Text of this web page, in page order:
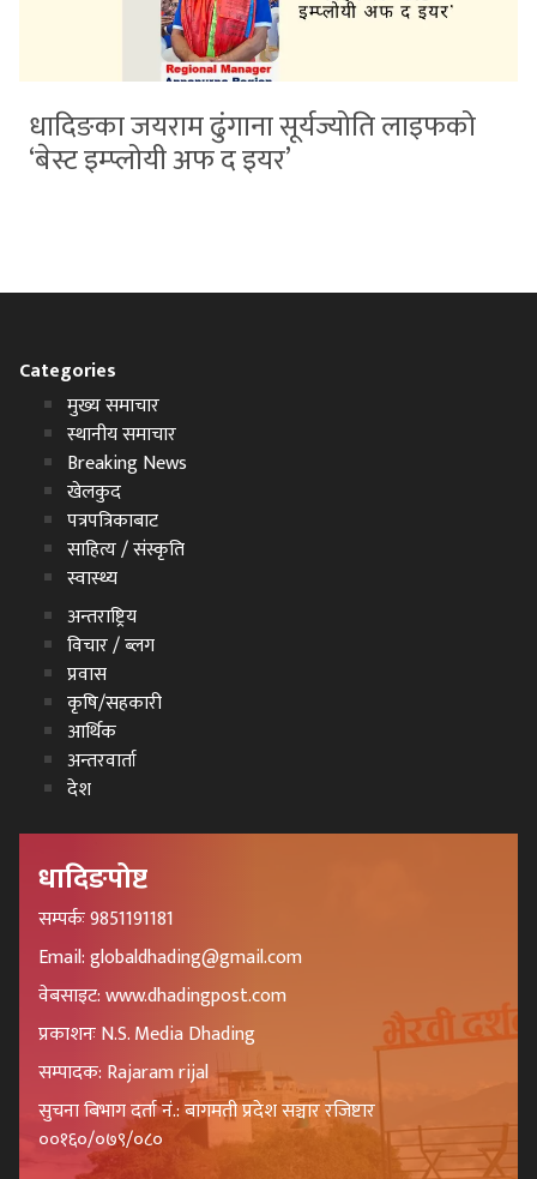
धादिङका जयराम ढुंगाना सूर्यज्योति लाइफको
‘बेस्ट इम्प्लोयी अफ द इयर’
Categories
मुख्य समाचार
स्थानीय समाचार
Breaking News
खेलकुद
पत्रपत्रिकाबाट
साहित्य / संस्कृति
स्वास्थ्य
अन्तराष्ट्रिय
विचार / ब्लग
प्रवास
कृषि/सहकारी
आर्थिक
अन्तरवार्ता
देश
धादिङपोष्ट
सम्पर्कः 9851191181
Email: globaldhading@gmail.com
वेबसाइट: www.dhadingpost.com
प्रकाशनः N.S. Media Dhading
सम्पादक: Rajaram rijal
सुचना बिभाग दर्ता नं.: बागमती प्रदेश सञ्चार रजिष्टार
००१६०/०७९/०८०